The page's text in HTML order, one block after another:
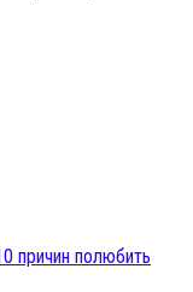
причин полюбить